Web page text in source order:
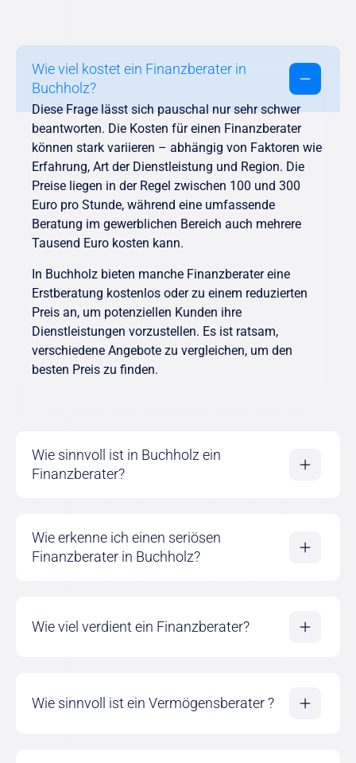
Wie viel kostet ein Finanzberater in
Buchholz?
Diese Frage lässt sich pauschal nur sehr schwer
beantworten. Die Kosten für einen Finanzberater
können stark variieren – abhängig von Faktoren wie
Erfahrung, Art der Dienstleistung und Region. Die
Preise liegen in der Regel zwischen 100 und 300
Euro pro Stunde, während eine umfassende
Beratung im gewerblichen Bereich auch mehrere
Tausend Euro kosten kann.
In Buchholz bieten manche Finanzberater eine
Erstberatung kostenlos oder zu einem reduzierten
Preis an, um potenziellen Kunden ihre
Dienstleistungen vorzustellen. Es ist ratsam,
verschiedene Angebote zu vergleichen, um den
besten Preis zu finden.
Wie sinnvoll ist in Buchholz ein
Finanzberater?
Wie erkenne ich einen seriösen
Finanzberater in Buchholz?
Wie viel verdient ein Finanzberater?
Wie sinnvoll ist ein Vermögensberater ?